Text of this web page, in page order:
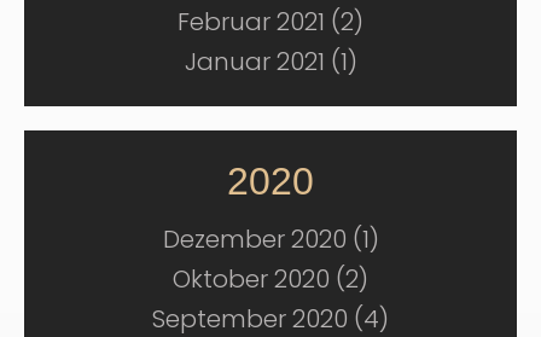
Februar 2021 (2)
Januar 2021 (1)
2020
Dezember 2020 (1)
Oktober 2020 (2)
September 2020 (4)